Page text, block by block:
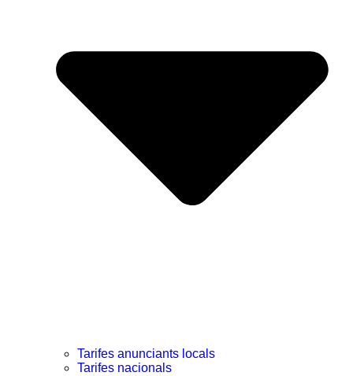
Tarifes anunciants locals
Tarifes nacionals